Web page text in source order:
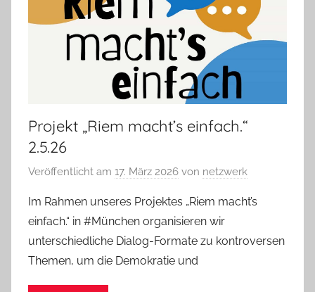
Projekt „Riem macht’s einfach.“
2.5.26
Veröffentlicht am 17. März 2026 von netzwerk
Im Rahmen unseres Projektes „Riem macht’s
einfach.“ in #München organisieren wir
unterschiedliche Dialog-Formate zu kontroversen
Themen, um die Demokratie und